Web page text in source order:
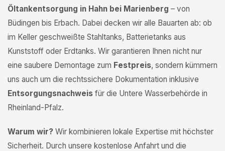
Öltankentsorgung in Hahn bei Marienberg – von
Büdingen bis Erbach. Dabei decken wir alle Bauarten ab: ob
im Keller geschweißte Stahltanks, Batterietanks aus
Kunststoff oder Erdtanks. Wir garantieren Ihnen nicht nur
eine saubere Demontage zum Festpreis, sondern kümmern
uns auch um die rechtssichere Dokumentation inklusive
Entsorgungsnachweis für die Untere Wasserbehörde in
Rheinland-Pfalz.
Warum wir? Wir kombinieren lokale Expertise mit höchster
Sicherheit. Durch unsere kostenlose Anfahrt und die